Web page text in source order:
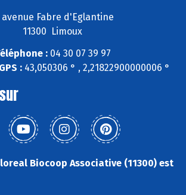
avenue Fabre d'Eglantine
11300 Limoux
:04 30 07 39 97
: 43,050306 ° , 2,21822900000006 °
Biocoop Associative (11300) est